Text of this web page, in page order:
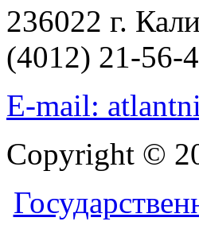
236022 г.
(4012) 21-56-
E-mail:
Copyright ©